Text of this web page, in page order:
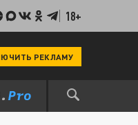
18+
РЕКЛАМУ